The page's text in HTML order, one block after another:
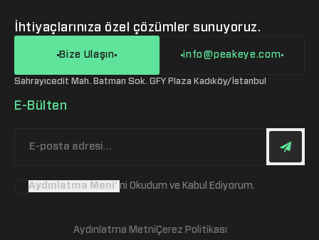
Red Team Operasyon Hizmetleri
İhtiyaçlarınıza özel çözümler sunuyoruz.
Bize Ulaşın info@peakeye.com
Sahrayıcedit Mah. Batman Sok. GFY Plaza Kadıköy/İstanbul
E-Bülten
ni Okudum ve Kabul Ediyorum.
Aydınlatma MetniÇerez Politikası